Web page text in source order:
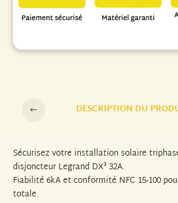
Courbe
DESCRIPTION DU
Sécurisez votre installation solaire
disjoncteur Legrand DX³ 32A.
Fiabilité 6kA et conformité NFC 15-100
totale.